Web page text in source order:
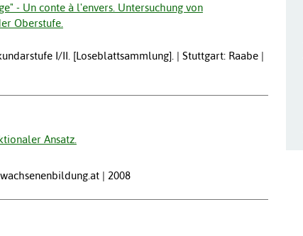
- Un conte à l'envers. Untersuchung von
Oberstufe.
I/II. [Loseblattsammlung]. | Stuttgart: Raabe |
Ansatz.
| 2008